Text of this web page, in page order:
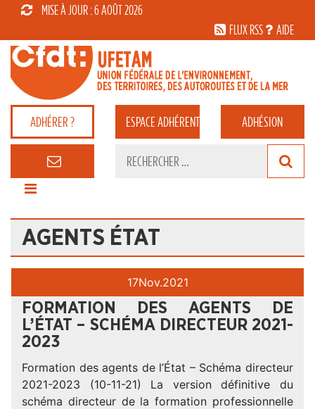
MISE À JOUR : 6 AOÛT 2026
FLUX RSS
AIDE
ADHÉRER ? ESPACEADHÉRENT ADHÉSION
AGENTS ÉTAT
17Nov.2021
FORMATION DES AGENTS DE
L’ÉTAT – SCHÉMA DIRECTEUR 2021-
2023
Formation des agents de l’État – Schéma directeur
2021-2023 (10-11-21) La version définitive du
schéma directeur de la formation professionnelle